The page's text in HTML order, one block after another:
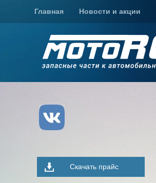
Главная Новости и акции
Скачать прайс